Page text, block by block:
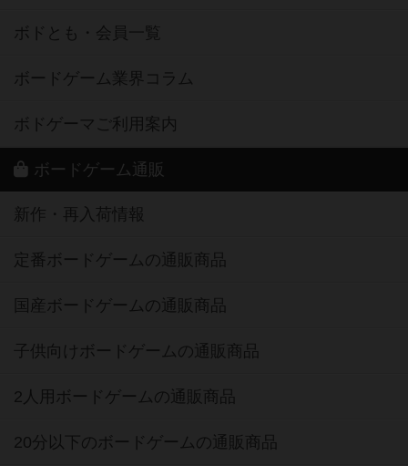
ボドとも・会員一覧
ボードゲーム業界コラム
ボドゲーマご利用案内
ボードゲーム通販
新作・再入荷情報
定番ボードゲームの通販商品
国産ボードゲームの通販商品
子供向けボードゲームの通販商品
2人用ボードゲームの通販商品
20分以下のボードゲームの通販商品